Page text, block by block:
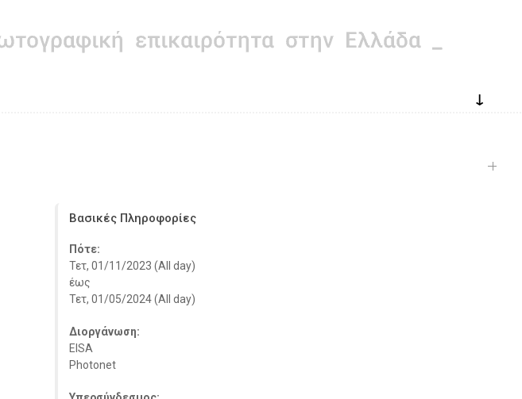
↓
Βασικές Πληροφορίες
Πότε:
Τετ, 01/11/2023 (All day)
έως
Τετ, 01/05/2024 (All day)
Διοργάνωση:
ΕISA
Photonet